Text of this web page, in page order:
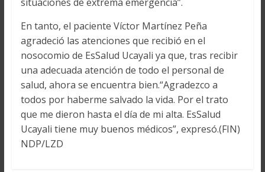
En tanto, el paciente Víctor Martínez Peña
agradeció las atenciones que recibió en el
nosocomio de EsSalud Ucayali ya que, tras recibir
una adecuada atención de todo el personal de
salud, ahora se encuentra bien.“Agradezco a
todos por haberme salvado la vida. Por el trato
que me dieron hasta el día de mi alta. EsSalud
Ucayali tiene muy buenos médicos”, expresó.(FIN)
NDP/LZD